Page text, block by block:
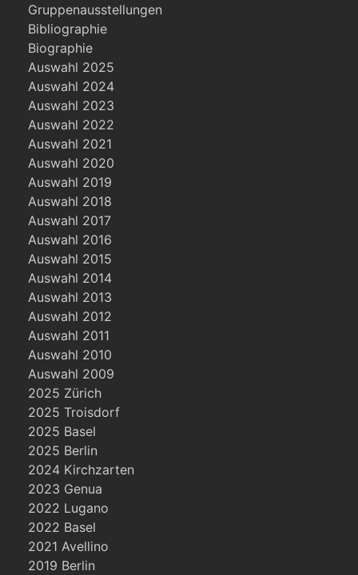
Gruppenausstellungen
Bibliographie
Biographie
Auswahl 2025
Auswahl 2024
Auswahl 2023
Auswahl 2022
Auswahl 2021
Auswahl 2020
Auswahl 2019
Auswahl 2018
Auswahl 2017
Auswahl 2016
Auswahl 2015
Auswahl 2014
Auswahl 2013
Auswahl 2012
Auswahl 2011
Auswahl 2010
Auswahl 2009
2025 Zürich
2025 Troisdorf
2025 Basel
2025 Berlin
2024 Kirchzarten
2023 Genua
2022 Lugano
2022 Basel
2021 Avellino
2019 Berlin